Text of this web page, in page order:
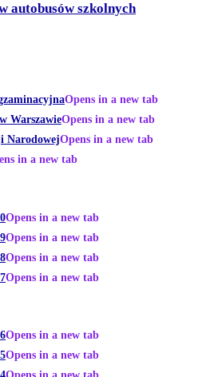
autobusów szkolnych
Opens in a new tab
WarszawieOpens in a new tab
NarodowejOpens in a new tab
in a new tab
Opens in a new tab
Opens in a new tab
Opens in a new tab
Opens in a new tab
Opens in a new tab
Opens in a new tab